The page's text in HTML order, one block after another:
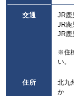
交通
JR鹿
JR鹿
JR鹿
※住
い。
住所
北九
か